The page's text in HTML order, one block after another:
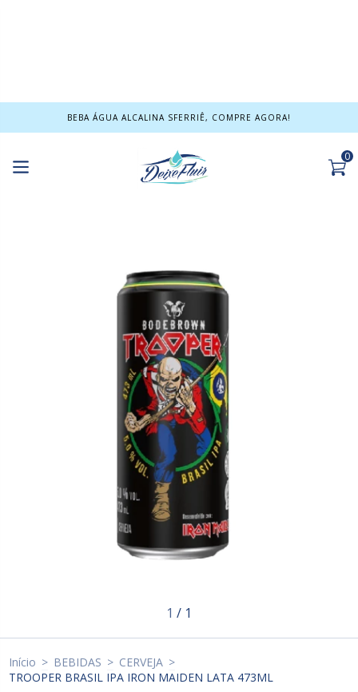
BEBA ÁGUA ALCALINA SFERRIÊ, COMPRE AGORA!
0
1 / 1
Início > BEBIDAS > CERVEJA >
TROOPER BRASIL IPA IRON MAIDEN LATA 473ML